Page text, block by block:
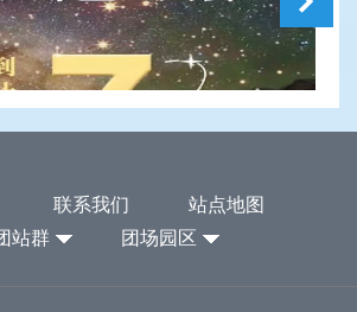
联系我们
站点地图
站群
团场园区